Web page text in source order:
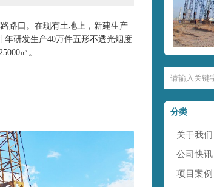
路口。 在现有土地上，新建生产
研发生产40万件五形不透光烟度
㎡ 。
分类
关于我们
公司快讯
项目案例